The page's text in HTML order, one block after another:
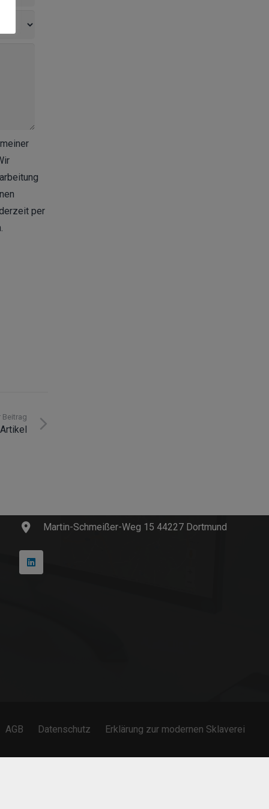
per
Beitrag
Artikel
Martin-Schmeißer-Weg 15 44227 Dortmund
AGB Datenschutz Erklärung zur modernen Sklaverei